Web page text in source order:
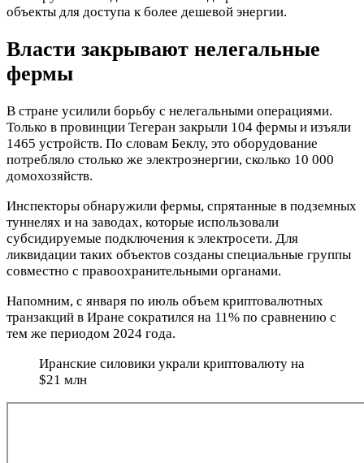
объекты для доступа к более дешевой энергии.
Власти закрывают нелегальные
фермы
В стране усилили борьбу с нелегальными операциями.
Только в провинции Тегеран закрыли 104 фермы и изъяли
1465 устройств. По словам Беклу, это оборудование
потребляло столько же электроэнергии, сколько 10 000
домохозяйств.
Инспекторы обнаружили фермы, спрятанные в подземных
туннелях и на заводах, которые использовали
субсидируемые подключения к электросети. Для
ликвидации таких объектов созданы специальные группы
совместно с правоохранительными органами.
Напомним, с января по июль объем криптовалютных
транзакций в Иране сократился на 11% по сравнению с
тем же периодом 2024 года.
Иранские силовики украли криптовалюту на
$21 млн